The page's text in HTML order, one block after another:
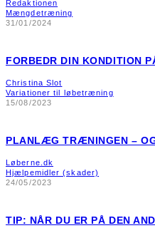
Redaktionen
Mængdetræning
31/01/2024
FORBEDR DIN KONDITION
Christina Slot
Variationer til løbetræning
15/08/2023
PLANLÆG TRÆNINGEN –
Løberne.dk
Hjælpemidler (skader)
24/05/2023
TIP: NÅR DU ER PÅ DEN